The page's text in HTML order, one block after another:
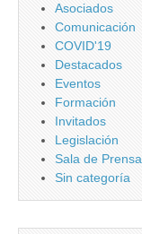
Asociados
Comunicación
COVID'19
Destacados
Eventos
Formación
Invitados
Legislación
Sala de Prensa
Sin categoría